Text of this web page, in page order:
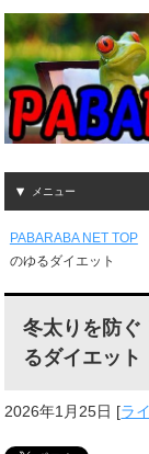
メニュー
PABARABA NET TOP
のゆるダイエット
冬太りを防ぐ
るダイエット
2026年1月25日 [ラ